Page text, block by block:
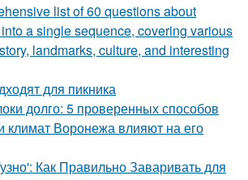
list of 60 questions about
a single sequence, covering various
landmarks, culture, and interesting
для пикника
долго: 5 проверенных способов
климат Воронежа влияют на его
Как Правильно Заваривать для